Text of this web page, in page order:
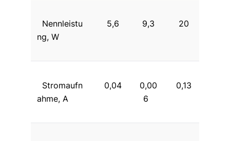
Nennleistu
ng, W
5,6 9,3 20
Stromaufn
ahme, A
0,04
0,00
6
0,13